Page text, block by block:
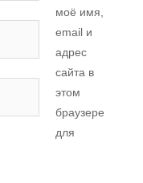
моё имя,
email и
адрес
сайта в
этом
браузере
для